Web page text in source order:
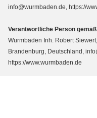
info@wurmbaden.de, https://
Verantwortliche Person gemäß
Wurmbaden Inh. Robert
Brandenburg, Deutschland,
https://www.wurmbaden.de